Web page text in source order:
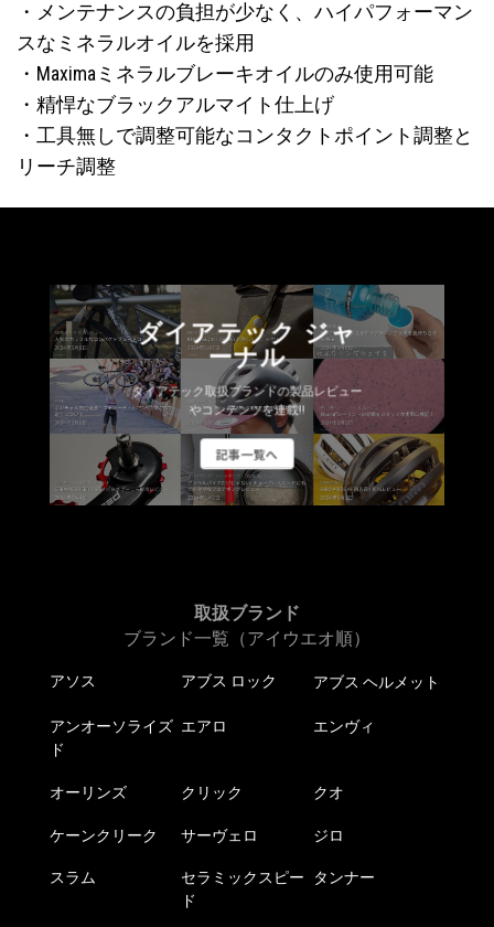
・メンテナンスの負担が少なく、ハイパフォーマン
スなミネラルオイルを採用
・Maximaミネラルブレーキオイルのみ使用可能
・精悍なブラックアルマイト仕上げ
・工具無しで調整可能なコンタクトポイント調整と
リーチ調整
ダイアテック ジャ
ーナル
ダイアテック取扱ブランドの製品レビュー
やコンテンツを連載!!
記事一覧へ
取扱ブランド
ブランド一覧（アイウエオ順）
アソス アブス ロック アブス ヘルメット
アンオーソライズ
ド
エアロ エンヴィ
オーリンズ クリック クオ
ケーンクリーク サーヴェロ ジロ
スラム
セラミックスピー
ド
タンナー